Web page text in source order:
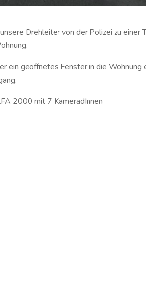
Drehleiter von der Polizei zu einer
ein geöffnetes Fenster in die Wohnung
2000 mit 7 KameradInnen